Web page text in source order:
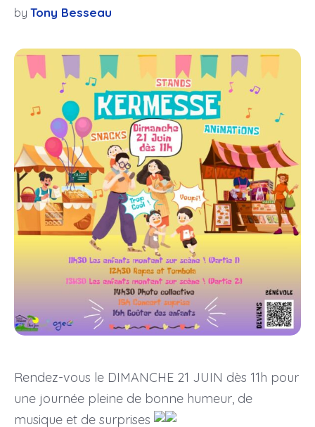
by Tony Besseau
Rendez-vous le DIMANCHE 21 JUIN dès 11h pour
une journée pleine de bonne humeur, de
musique et de surprises